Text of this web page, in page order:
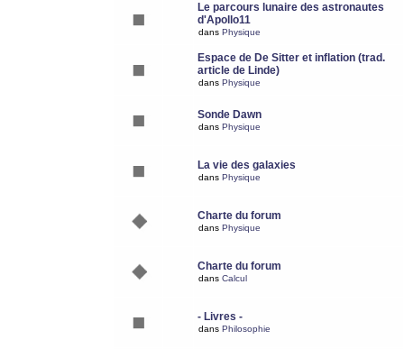
Le parcours lunaire des astronautes
d'Apollo11
dans Physique
Espace de De Sitter et inflation (trad.
article de Linde)
dans Physique
Sonde Dawn
dans Physique
La vie des galaxies
dans Physique
Charte du forum
dans Physique
Charte du forum
dans Calcul
- Livres -
dans Philosophie